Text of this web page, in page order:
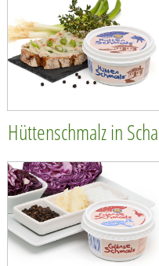
Hüttenschmalz in